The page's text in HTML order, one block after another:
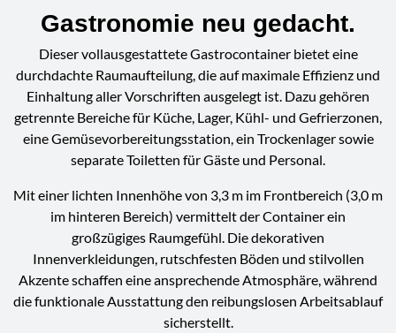
Gastronomie neu gedacht.
Dieser vollausgestattete Gastrocontainer bietet eine
durchdachte Raumaufteilung, die auf maximale Effizienz und
Einhaltung aller Vorschriften ausgelegt ist. Dazu gehören
getrennte Bereiche für Küche, Lager, Kühl- und Gefrierzonen,
eine Gemüsevorbereitungsstation, ein Trockenlager sowie
separate Toiletten für Gäste und Personal.
Mit einer lichten Innenhöhe von 3,3 m im Frontbereich (3,0 m
im hinteren Bereich) vermittelt der Container ein
großzügiges Raumgefühl. Die dekorativen
Innenverkleidungen, rutschfesten Böden und stilvollen
Akzente schaffen eine ansprechende Atmosphäre, während
die funktionale Ausstattung den reibungslosen Arbeitsablauf
sicherstellt.